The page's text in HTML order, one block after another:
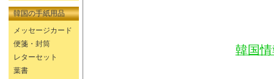
韓国の手紙用品
メッセージカード
便箋・封筒
レターセット
葉書
韓国